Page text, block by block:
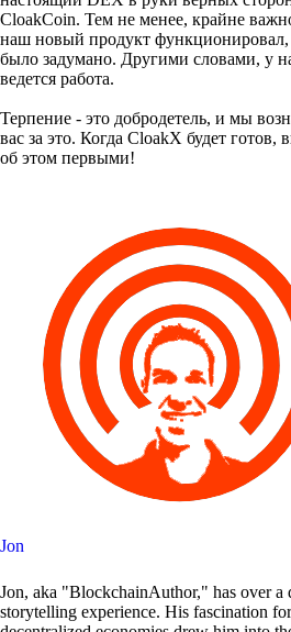
CloakCoin. Тем не менее, крайне
наш новый продукт функционировал,
было задумано. Другими словами, у
ведется работа.
Терпение - это добродетель, и мы
вас за это. Когда CloakX будет готов,
об этом первыми!
Jon
Jon, aka "BlockchainAuthor," has over a
storytelling experience. His fascination for